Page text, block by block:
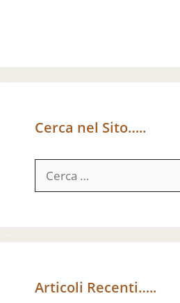
Cerca nel Sito…..
per:
Articoli Recenti…..